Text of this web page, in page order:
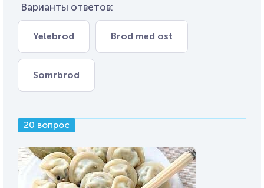
Варианты ответов:
Yelebrod Brod med ost
Somrbrod
20 вопрос